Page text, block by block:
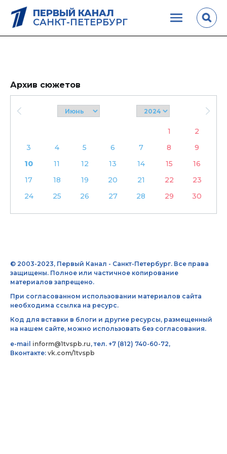
ПЕРВЫЙ КАНАЛ
САНКТ-ПЕТЕРБУРГ
Архив сюжетов
1
2
3
4 5 6 7 8
9
10
11 12 13 14 15
16
17
18 19 20 21 22
23
24
25 26 27 28 29 30
© 2003-2023, Первый Канал - Санкт-Петербург. Все права
защищены. Полное или частичное копирование
материалов запрещено.
При согласованном использовании материалов сайта
необходима ссылка на ресурс.
Код для вставки в блоги и другие ресурсы, размещенный
на нашем сайте, можно использовать без согласования.
e-mail inform@1tvspb.ru, тел. +7 (812) 740-60-72,
Вконтакте: vk.com/1tvspb